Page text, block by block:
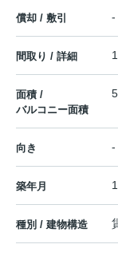
償却 / 敷引 -
間取り / 詳細
面積 /
バルコニー面積
向き -
築年月
種別 / 建物構造